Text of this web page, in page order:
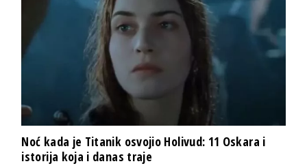
Noć kada je Titanik osvojio Holivud: 11 Oskara i
istorija koja i danas traje